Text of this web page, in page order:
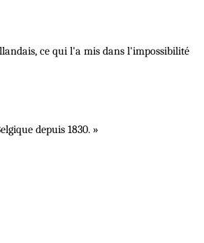
ce qui l'a mis dans l'impossibilité
depuis 1830. »